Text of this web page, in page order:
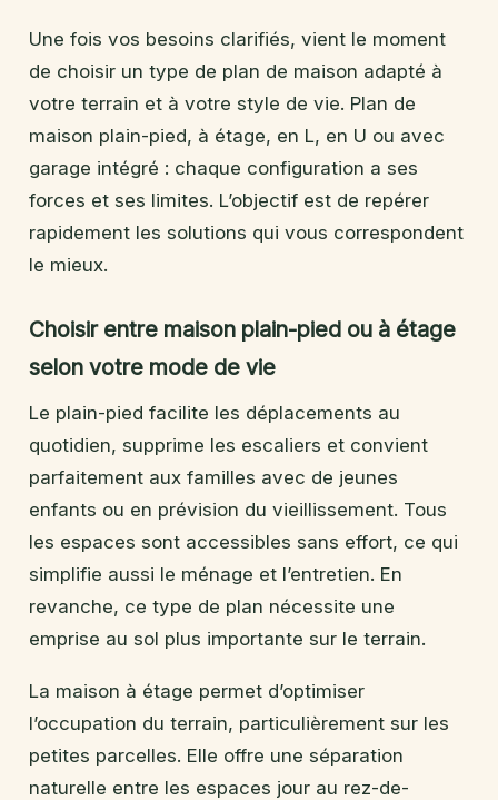
Une fois vos besoins clarifiés, vient le moment
de choisir un type de plan de maison adapté à
votre terrain et à votre style de vie. Plan de
maison plain-pied, à étage, en L, en U ou avec
garage intégré : chaque configuration a ses
forces et ses limites. L’objectif est de repérer
rapidement les solutions qui vous correspondent
le mieux.
Choisir entre maison plain-pied ou à étage
selon votre mode de vie
Le plain-pied facilite les déplacements au
quotidien, supprime les escaliers et convient
parfaitement aux familles avec de jeunes
enfants ou en prévision du vieillissement. Tous
les espaces sont accessibles sans effort, ce qui
simplifie aussi le ménage et l’entretien. En
revanche, ce type de plan nécessite une
emprise au sol plus importante sur le terrain.
La maison à étage permet d’optimiser
l’occupation du terrain, particulièrement sur les
petites parcelles. Elle offre une séparation
naturelle entre les espaces jour au rez-de-